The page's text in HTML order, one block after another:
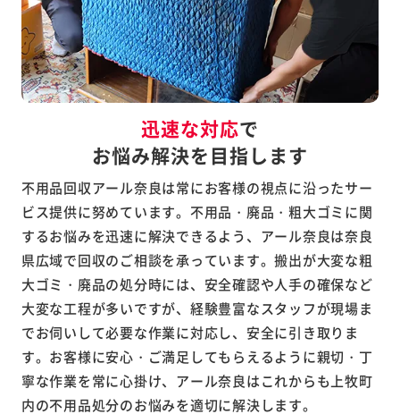
迅速な対応で
お悩み解決を目指します
不用品回収アール奈良は常にお客様の視点に沿ったサー
ビス提供に努めています。不用品・廃品・粗大ゴミに関
するお悩みを迅速に解決できるよう、アール奈良は奈良
県広域で回収のご相談を承っています。搬出が大変な粗
大ゴミ・廃品の処分時には、安全確認や人手の確保など
大変な工程が多いですが、経験豊富なスタッフが現場ま
でお伺いして必要な作業に対応し、安全に引き取りま
す。お客様に安心・ご満足してもらえるように親切・丁
寧な作業を常に心掛け、アール奈良はこれからも上牧町
内の不用品処分のお悩みを適切に解決します。